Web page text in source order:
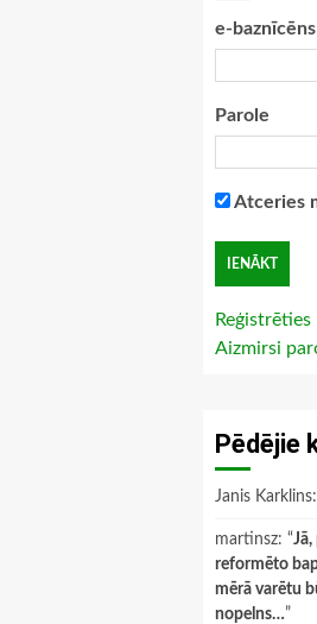
e-baznīcēns
Parole
Atceries
Reģistrēties
Aizmirsi
Pēdējie
Janis Karklins
martinsz: “
reformēto
mērā varētu
nopelns…”